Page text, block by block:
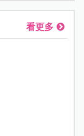
看更多